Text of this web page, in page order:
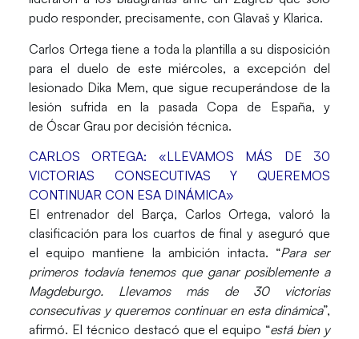
pudo responder, precisamente, con Glavaš y Klarica.
Carlos Ortega tiene a toda la plantilla a su disposición
para el duelo de este miércoles, a excepción del
lesionado Dika Mem, que sigue recuperándose de la
lesión sufrida en la pasada Copa de España, y
de Óscar Grau por decisión técnica.
CARLOS ORTEGA: «LLEVAMOS MÁS DE 30
VICTORIAS CONSECUTIVAS Y QUEREMOS
CONTINUAR CON ESA DINÁMICA»
El entrenador del Barça, Carlos Ortega, valoró la
clasificación para los cuartos de final y aseguró que
el equipo mantiene la ambición intacta. “Para ser
primeros todavía tenemos que ganar posiblemente a
Magdeburgo. Llevamos más de 30 victorias
consecutivas y queremos continuar en esta dinámica”,
afirmó. El técnico destacó que el equipo “está bien y